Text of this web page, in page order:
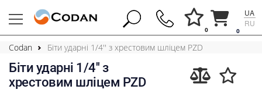
0
0
UA
RU
Codan Біти ударні 1/4'' з хрестовим шліцем PZD
Біти ударні 1/4'' з
хрестовим шліцем PZD